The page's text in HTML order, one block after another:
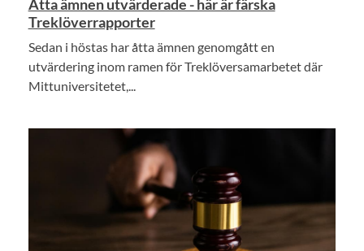
Åtta ämnen utvärderade - här är färska
Treklöverrapporter
Sedan i höstas har åtta ämnen genomgått en
utvärdering inom ramen för Treklöversamarbetet där
Mittuniversitetet,...